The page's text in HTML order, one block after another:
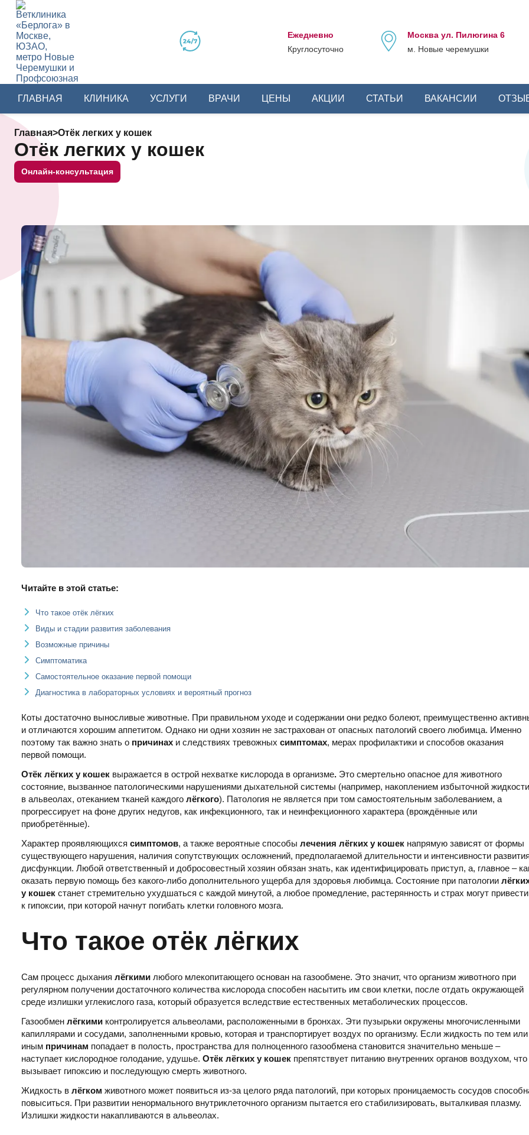
Ежедневно
Круглосуточно
Москва ул. Пилюгина 6
м. Новые черемушки
ГЛАВНАЯ КЛИНИКА УСЛУГИ ВРАЧИ ЦЕНЫ АКЦИИ СТАТЬИ ВАКАНСИИ
Главная>Отёк легких у кошек
Отёк легких у кошек
Онлайн-консультация
Читайте в этой статье:
Что такое отёк лёгких
Виды и стадии развития заболевания
Возможные причины
Симптоматика
Самостоятельное оказание первой помощи
Диагностика в лабораторных условиях и вероятный прогноз
Коты достаточно выносливые животные. При правильном уходе и содержании они редко болеют, преимущественно
и отличаются хорошим аппетитом. Однако ни одни хозяин не застрахован от опасных патологий своего любимца. Именно
поэтому так важно знать о причинах и следствиях тревожных симптомах, мерах профилактики и способов оказания
первой помощи.
Отёк лёгких у кошек выражается в острой нехватке кислорода в организме. Это смертельно опасное для животного
состояние, вызванное патологическими нарушениями дыхательной системы (например, накоплением избыточной жидкости
в альвеолах, отеканием тканей каждого лёгкого). Патология не является при том самостоятельным заболеванием, а
прогрессирует на фоне других недугов, как инфекционного, так и неинфекционного характера (врождённые или
приобретённые).
Характер проявляющихся симптомов, а также вероятные способы лечения лёгких у кошек напрямую зависят от формы
существующего нарушения, наличия сопутствующих осложнений, предполагаемой длительности и интенсивности
дисфункции. Любой ответственный и добросовестный хозяин обязан знать, как идентифицировать приступ, а, главное –
оказать первую помощь без какого-либо дополнительного ущерба для здоровья любимца. Состояние при патологии
у кошек станет стремительно ухудшаться с каждой минутой, а любое промедление, растерянность и страх могут привести
к гипоксии, при которой начнут погибать клетки головного мозга.
Что такое отёк лёгких
Сам процесс дыхания лёгкими любого млекопитающего основан на газообмене. Это значит, что организм животного при
регулярном получении достаточного количества кислорода способен насытить им свои клетки, после отдать окружающей
среде излишки углекислого газа, который образуется вследствие естественных метаболических процессов.
Газообмен лёгкими контролируется альвеолами, расположенными в бронхах. Эти пузырьки окружены многочисленными
капиллярами и сосудами, заполненными кровью, которая и транспортирует воздух по организму. Если жидкость по тем или
иным причинам попадает в полость, пространства для полноценного газообмена становится значительно меньше –
наступает кислородное голодание, удушье. Отёк лёгких у кошек препятствует питанию внутренних органов воздухом, что
вызывает гипоксию и последующую смерть животного.
Жидкость в лёгком животного может появиться из-за целого ряда патологий, при которых проницаемость сосудов
повыситься. При развитии ненормального внутриклеточного организм пытается его стабилизировать, выталкивая плазму.
Излишки жидкости накапливаются в альвеолах.